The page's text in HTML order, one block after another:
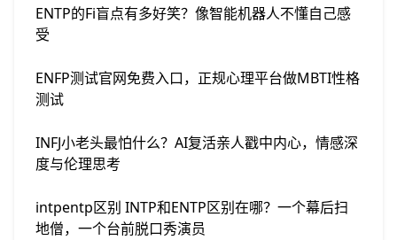
ENTP的Fi盲点有多好笑？像智能机器人不懂自己感
受
ENFP测试官网免费入口，正规心理平台做MBTI性格
测试
INFJ小老头最怕什么？AI复活亲人戳中内心，情感深
度与伦理思考
intpentp区别 INTP和ENTP区别在哪？一个幕后扫
地僧，一个台前脱口秀演员